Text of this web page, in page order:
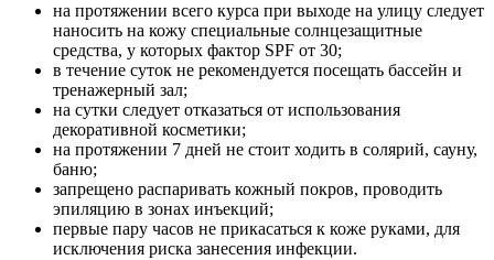
на протяжении всего курса при выходе на улицу следует
наносить на кожу специальные солнцезащитные
средства, у которых фактор SPF от 30;
в течение суток не рекомендуется посещать бассейн и
тренажерный зал;
на сутки следует отказаться от использования
декоративной косметики;
на протяжении 7 дней не стоит ходить в солярий, сауну,
баню;
запрещено распаривать кожный покров, проводить
эпиляцию в зонах инъекций;
первые пару часов не прикасаться к коже руками, для
исключения риска занесения инфекции.